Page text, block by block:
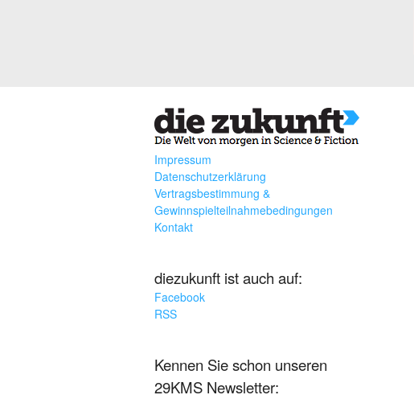
Impressum
Datenschutzerklärung
Vertragsbestimmung &
Gewinnspielteilnahmebedingungen
Kontakt
diezukunft ist auch auf:
Facebook
RSS
Kennen Sie schon unseren
29KMS Newsletter: